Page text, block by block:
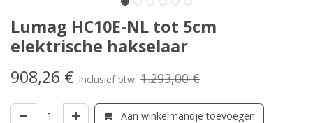
Lumag HC10E-NL tot 5cm
elektrische hakselaar
908,26 € Inclusief btw 1.293,00€
Aan winkelmandje toevoegen